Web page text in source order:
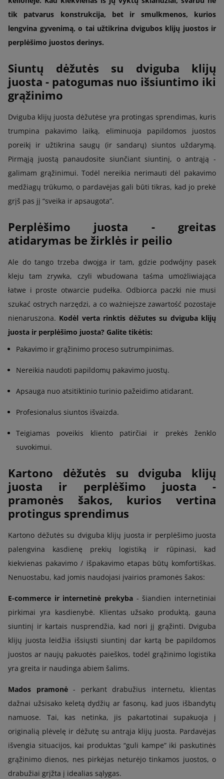
tik patvarus konstrukcija, bet ir smulkmenos, kurios
lengvina gyvenimą, o tai užtikrina dvigubos klijų juostos ir
perplėšimo juostos derinys.
Siuntų dėžutės su dviguba klijų
juosta - patogumas nuo išsiuntimo iki
grąžinimo
Dviguba klijų juosta dėžutėse yra protingas sprendimas, kuris
trumpina pakavimo laiką, eliminuoja papildomos juostos
poreikį ir užtikrina saugų (ir sandarų) siuntos uždarymą.
Pirmąją juostą panaudosite siunčiant siuntinį, o antrąją -
galimam grąžinimui. Todėl nereikia nerimauti dėl pakavimo
medžiagų trūkumo, o pardavėjas gali būti tikras, kad jo prekė
grįš pas jį “sveika ir apsaugota”.
Perplėšimo juosta - greitas
atidarymas be žirklės ir peilio
Ale do tango trzeba dwojga ir tam, gdzie podwójny pasek
kleju tam zrywka, czyli wbudowana taśma umożliwiająca
łatwe i proste otwarcie pudełka. Odbiorca paczki nie musi
szukać ostrych narzędzi, a co ważniejsze zawartość pozostaje
nienaruszona. Kodėl verta rinktis dėžutes su dviguba klijų
juosta ir perplėšimo juosta? Galite tikėtis:
Pakavimo ir grąžinimo proceso sutrumpinimas.
Nereikia naudoti papildomų pakavimo juostų.
Apsauga nuo atsitiktinio turinio pažeidimo atidarant.
Profesionalus siuntos išvaizda.
Teigiamas poveikis kliento patirčiai ir prekės ženklo
suvokimui.
Kartono dėžutės su dviguba klijų
juosta ir perplėšimo juosta -
pramonės šakos, kurios vertina
protingus sprendimus
Kartono dėžutės su dviguba klijų juosta ir perplėšimo juosta
palengvina kasdienę prekių logistiką ir rūpinasi, kad
kiekvienas pakavimo / išpakavimo etapas būtų komfortiškas.
Nenuostabu, kad jomis naudojasi įvairios pramonės šakos:
E-commerce ir internetinė prekyba - šiandien internetiniai
pirkimai yra kasdienybė. Klientas užsako produktą, gauna
siuntinį ir kartais nusprendžia, kad nori jį grąžinti. Dviguba
klijų juosta leidžia išsiųsti siuntinį dar kartą be papildomos
juostos ar naujų pakuotės paieškos, todėl grąžinimo logistika
yra greita ir naudinga abiem šalims.
Mados pramonė- perkant drabužius internetu, klientas
dažnai užsisako keletą dydžių ar fasonų, kad juos išbandytų
namuose. Tai, kas netinka, jis pakartotinai supakuoja į
originalią plėvelę ir dėžutę su antrąja klijų juosta. Pardavėjas
išvengia situacijos, kai produktas “guli kampe” iki paskutinės
grąžinimo dienos, nes pirkėjas neturėjo tinkamos juostos, o
drabužiai grįžta į idealias sąlygas.